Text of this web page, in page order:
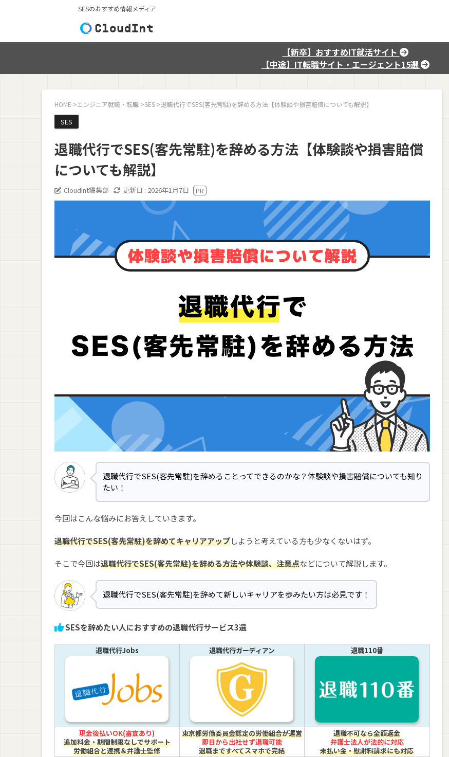
SESのおすすめ情報メディア
【新卒】おすすめIT就活サイト
【中途】IT転職サイト・エージェント15選
HOME >エンジニア就職・転職 >SES >退職代行でSES(客先常駐)を辞める方法【体験談や損害賠償についても解説】
SES
退職代行でSES(客先常駐)を辞める方法【体験談や損害賠償
についても解説】
CloudInt編集部 更新日 : 2026年1月7日
退職代行でSES(客先常駐)を辞めることってできるのかな？体験談や損害賠償についても知り
たい！
今回はこんな悩みにお答えしていきます。
退職代行でSES(客先常駐)を辞めてキャリアアップしようと考えている方も少なくないはず。
そこで今回は退職代行でSES(客先常駐)を辞める方法や体験談、注意点などについて解説します。
退職代行でSES(客先常駐)を辞めて新しいキャリアを歩みたい方は必見です！
SESを辞めたい人におすすめの退職代行サービス3選
退職代行Jobs 退職代行ガーディアン 退職110番
現金後払いOK(審査あり)
追加料金・期間制限なしでサポート
労働組合と連携＆弁護士監修
東京都労働委員会認定の労働組合が運営
即日から出社せず退職可能
退職まですべてスマホで完結
退職不可なら全額返金
弁護士法人が法的に対応
未払い金・慰謝料請求にも対応